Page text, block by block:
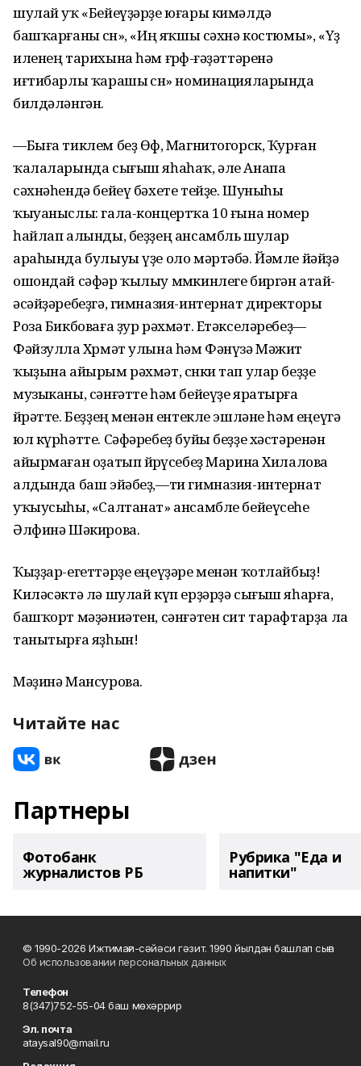
шулай уҡ «Бейеүҙәрҙе юғары кимәлдә
башҡарғаны өсөн», «Иң яҡшы сәхнә костюмы», «Үҙ
иленең тарихына һәм ғөрөф-ғәҙәттәренә
иғтибарлы ҡарашы өсөн» номинацияларында
билдәләнгән.
—Быға тиклем беҙ Өфө, Магнитогорск, Ҡурған
ҡалаларында сығыш яһаһаҡ, әле Анапа
сәхнәһендә бейеү бәхете тейҙе. Шуныһы
ҡыуаныслы: гала-концертҡа 10 ғына номер
һайлап алынды, беҙҙең ансамбль шулар
араһында булыуы үҙе оло мәртәбә. Йәмле йәйҙә
ошондай сәфәр ҡылыу мөмкинлеге биргән атай-
әсәйҙәребеҙгә, гимназия-интернат директоры
Роза Бикбоваға ҙур рәхмәт. Етәкселәребеҙ—
Фәйзулла Хөрмәт улына һәм Фәнүзә Мәжит
ҡыҙына айырым рәхмәт, сөнки тап улар беҙҙе
музыканы, сәнғәтте һәм бейеүҙе яратырға
өйрәтте. Беҙҙең менән ентекле эшләне һәм еңеүгә
юл күрһәтте. Сәфәребеҙ буйы беҙҙе хәстәренән
айырмаған оҙатып йөрөүсебеҙ Марина Хилалова
алдында баш эйәбеҙ,—ти гимназия-интернат
уҡыусыһы, «Салтанат» ансамбле бейеүсеһе
Әлфинә Шәкирова.
Ҡыҙҙар-егеттәрҙе еңеүҙәре менән ҡотлайбыҙ!
Киләсәктә лә шулай күп ерҙәрҙә сығыш яһарға,
башҡорт мәҙәниәтен, сәнғәтен сит тарафтарҙа ла
танытырға яҙһын!
Мәҙинә Мансурова.
Читайте нас
Партнеры
Фотобанк
журналистов РБ
Рубрика "Еда и
напитки"
© 1990-2026 Ижтимағи-сәйәси гәзит. 1990 йылдан башлап сыға
Об использовании персональных данных
Телефон
8(347)752-55-04 баш мөхәррир
Эл. почта
ataysal90@mail.ru